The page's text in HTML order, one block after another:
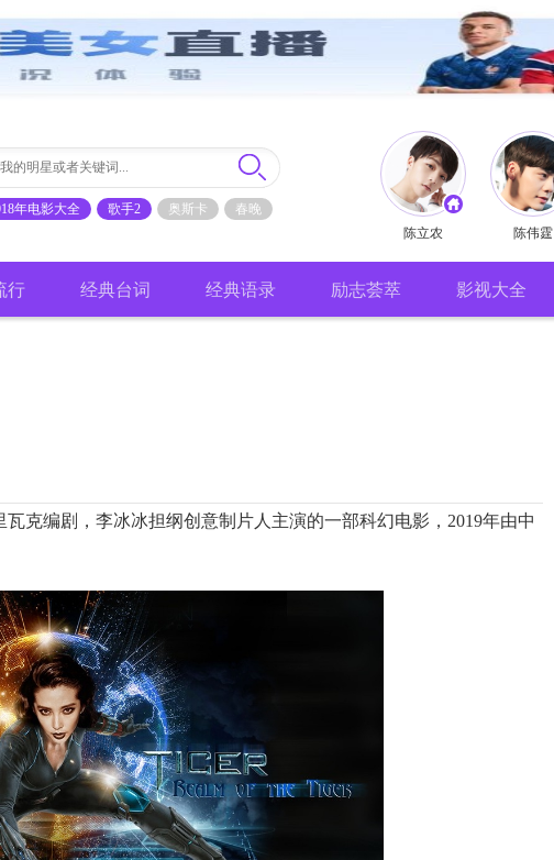
年电影大全 歌手2 奥斯卡
春晚
陈立农
陈伟霆
行 经典台词 经典语录 励志荟萃 影视大全
瓦克编剧，李冰冰担纲创意制片人主演的一部科幻电影，2019年由中